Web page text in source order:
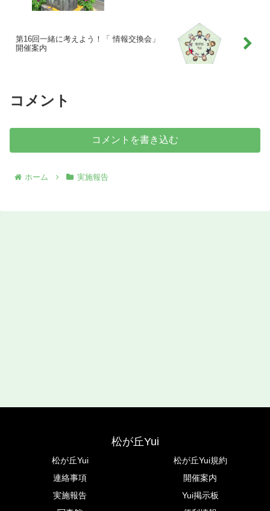
第16回一緒に考えよう！「 情報交換会」
開催案内
コメント
コメントを書き込む
ホーム 実施報告
松が丘Yui
松が丘Yui
松が丘Yui規約
連絡事項
開催案内
実施報告
Yui掲示板